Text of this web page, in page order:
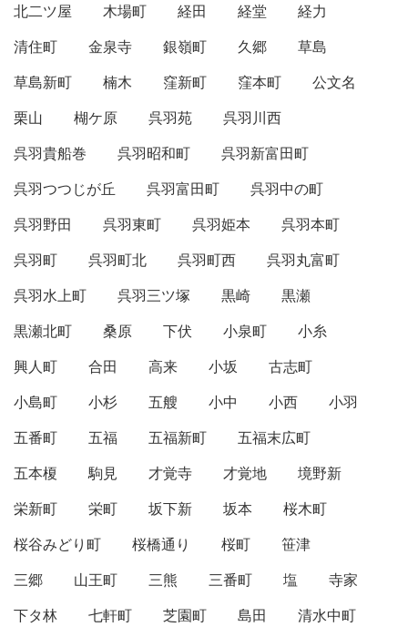
北二ツ屋
木場町 経田 経堂
経力
清住町
金泉寺 銀嶺町 久郷
草島
草島新町
楠木 窪新町 窪本町
公文名
栗山
楜ケ原 呉羽苑
呉羽川西
呉羽貴船巻
呉羽昭和町
呉羽新富田町
呉羽つつじが丘
呉羽富田町
呉羽中の町
呉羽野田
呉羽東町 呉羽姫本
呉羽本町
呉羽町
呉羽町北 呉羽町西
呉羽丸富町
呉羽水上町
呉羽三ツ塚 黒崎
黒瀬
黒瀬北町
桑原 下伏 小泉町
小糸
興人町
合田 高来 小坂
古志町
小島町
小杉 五艘 小中 小西
小羽
五番町
五福 五福新町
五福末広町
五本榎
駒見 才覚寺 才覚地
境野新
栄新町
栄町 坂下新 坂本
桜木町
桜谷みどり町
桜橋通り 桜町
笹津
三郷
山王町 三熊 三番町 塩
寺家
下タ林
七軒町 芝園町 島田
清水中町